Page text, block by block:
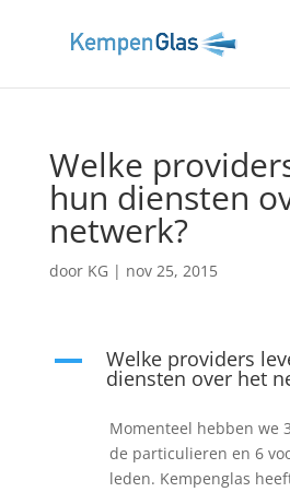
Welke
hun diensten
netwerk?
door KG | nov 25, 2015
A Welke providers
diensten over het
Momenteel hebben we
de particulieren en 6
leden. Kempenglas